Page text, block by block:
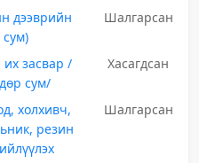
дээврийн
сум)
Шалгарсан
засвар /
сум/
Хасагдсан
холхивч,
резин
Шалгарсан